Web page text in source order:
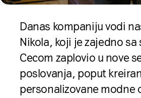
Danas kompaniju vodi
Nikola, koji je zajedno sa
Cecom zaplovio u nove
poslovanja, poput
personalizovane modne